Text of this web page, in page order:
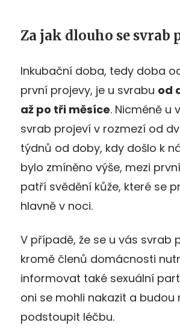
Za jak dlouho se svrab
Inkubační doba, tedy doba
první projevy, je u svrabu od
až po tři měsíce. Nicméně u
svrab projeví v rozmezí od
týdnů od doby, kdy došlo k
bylo zmíněno výše, mezi
patří svědění kůže, které se
hlavně v noci.
V případě, že se u vás svrab
kromě členů domácnosti
informovat také sexuální
oni se mohli nakazit a budou
podstoupit léčbu.